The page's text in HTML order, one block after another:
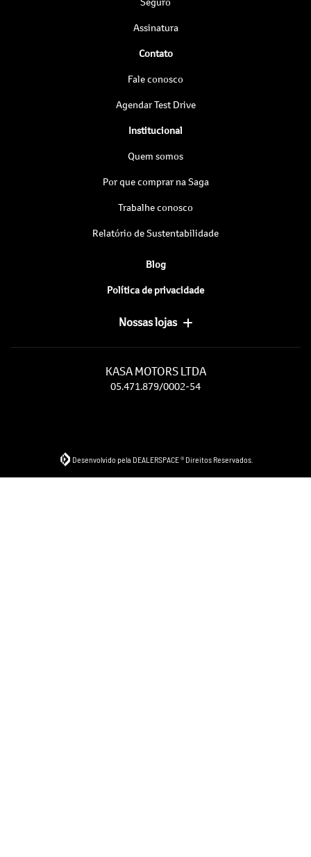
Assinatura
Contato
Fale conosco
Agendar Test Drive
Institucional
Quem somos
Por que comprar na Saga
Trabalhe conosco
Relatório de Sustentabilidade
Blog
Política de privacidade
Nossas lojas
KASA MOTORS LTDA
05.471.879/0002-54
Desenvolvido pela DEALERSPACE ® Direitos Reservados.